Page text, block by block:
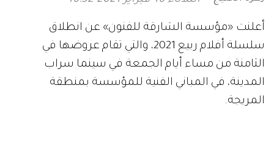
أعلنت «مؤسسة الشارقة للفنون» عن انطلاق
سلسلة أفلام ربيع 2021، والتي تقام عروضها في
الثامنة من مساء أيام الجمعة في سينما سراب
المدينة، في المباني الفنية للمؤسسة بمنطقة
المريجة.